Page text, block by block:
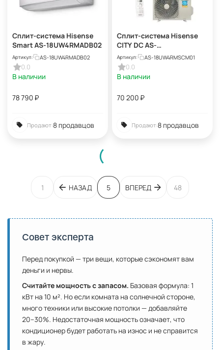
Сплит-система Hisense
Smart AS-18UW4RMADB02
Артикул: AS-18UW4RMADB02
0.0
В наличии
78 790 ₽
Продают:8 продавцов
Сплит-система Hisense
CITY DC AS-
18UW4RMSCM01
Артикул: AS-18UW4RMSCM01
0.0
В наличии
70 200 ₽
Продают:8 продавцов
1 НАЗАД 5 ВПЕРЕД 48
Совет эксперта
Перед покупкой — три вещи, которые сэкономят вам
деньги и нервы.
Считайте мощность с запасом. Базовая формула: 1
кВт на 10 м². Но если комната на солнечной стороне,
много техники или высокие потолки — добавляйте
20–30%. Недостаточная мощность означает, что
кондиционер будет работать на износ и не справится
в жару.